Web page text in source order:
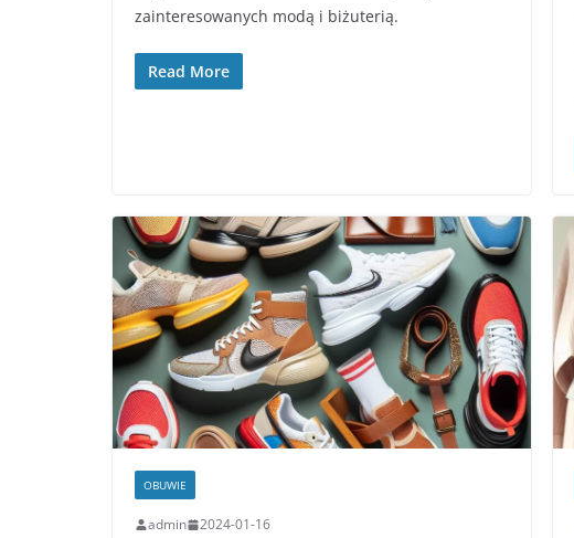
zainteresowanych modą i biżuterią.
Read More
OBUWIE
admin 2024-01-16